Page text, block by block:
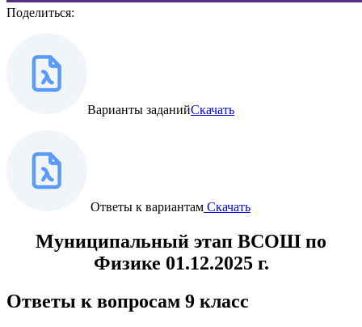
Поделиться:
Варианты заданийСкачать
Ответы к вариантам Скачать
Муниципальный этап ВСОШ по
Физике 01.12.2025 г.
Ответы к вопросам 9 класс